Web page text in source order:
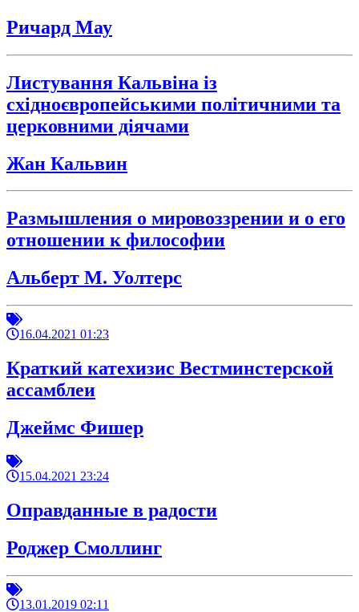
Ричард Мау
Листування Кальвіна із
східноєвропейськими політичними та
церковними діячами
Жан Кальвин
Размышления о мировоззрении и о его
отношении к философии
Альберт М. Уолтерс
16.04.2021 01:23
Краткий катехизис Вестминстерской
ассамблеи
Джеймс Фишер
15.04.2021 23:24
Оправданные в радости
Роджер Смоллинг
13.01.2019 02:11